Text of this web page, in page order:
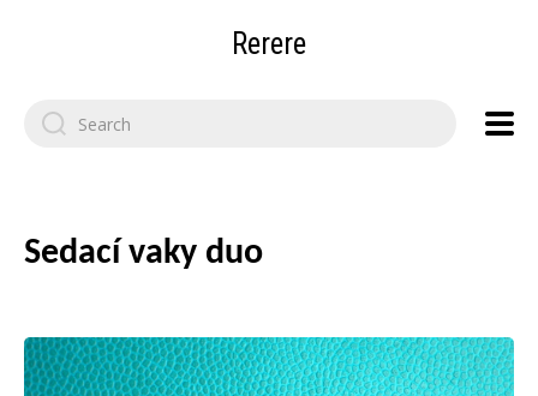
Rerere
Search
for:
Sedací vaky duo